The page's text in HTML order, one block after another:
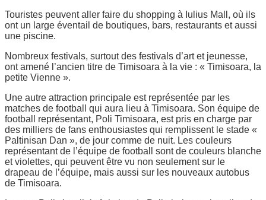
Touristes peuvent aller faire du shopping à Iulius Mall, où ils
ont un large éventail de boutiques, bars, restaurants et aussi
une piscine.
Nombreux festivals, surtout des festivals d’art et jeunesse,
ont amené l’ancien titre de Timisoara à la vie : « Timisoara, la
petite Vienne ».
Une autre attraction principale est représentée par les
matches de football qui aura lieu à Timisoara. Son équipe de
football représentant, Poli Timisoara, est pris en charge par
des milliers de fans enthousiastes qui remplissent le stade «
Paltinisan Dan », de jour comme de nuit. Les couleurs
représentant de l’équipe de football sont de couleurs blanche
et violettes, qui peuvent être vu non seulement sur le
drapeau de l’équipe, mais aussi sur les nouveaux autobus
de Timisoara.